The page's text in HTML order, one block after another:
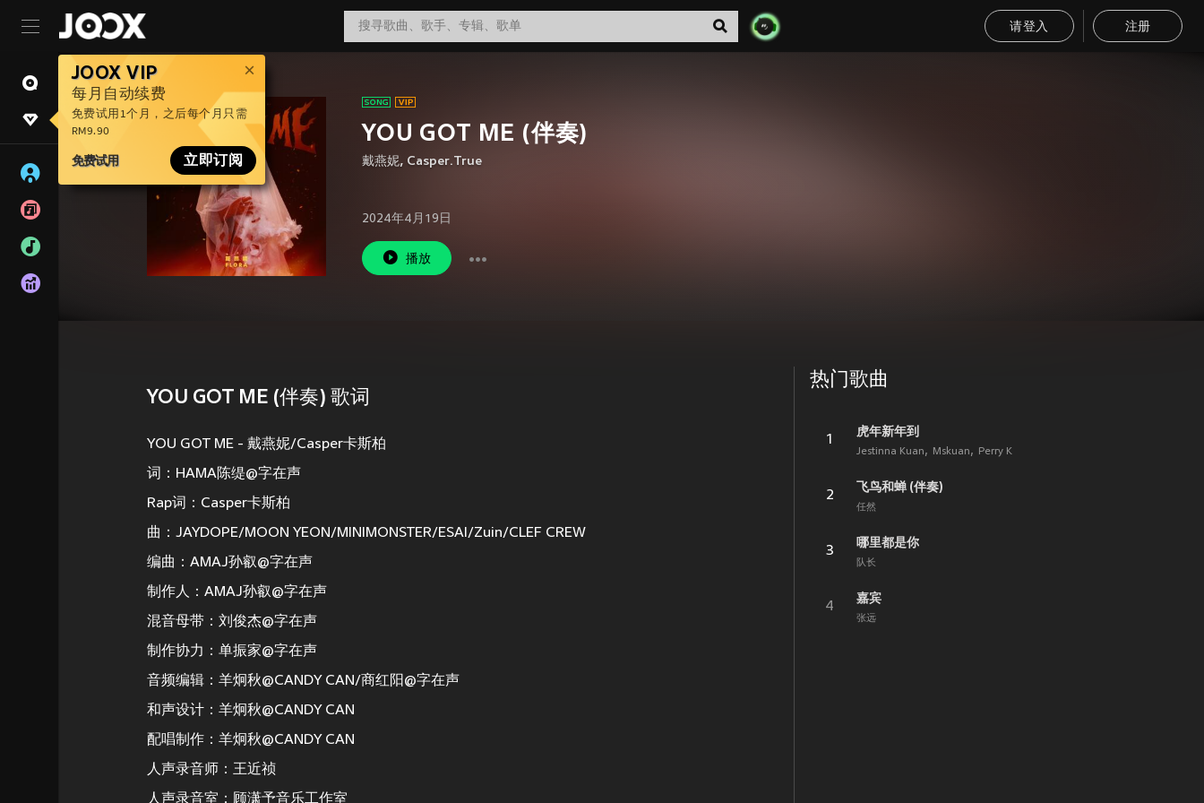
请登入 注册
JOOX VIP
每月自动续费
免费试用1个月，之后每个月只需
RM9.90
免费试用 立即订阅
YOU GOT ME (伴奏)
戴燕妮, Casper.True
2024年4月19日
播放
YOU GOT ME (伴奏) 歌词
YOU GOT ME - 戴燕妮/Casper卡斯柏
词：HAMA陈缇@字在声
Rap词：Casper卡斯柏
曲：JAYDOPE/MOON YEON/MINIMONSTER/ESAI/Zuin/CLEF CREW
编曲：AMAJ孙叡@字在声
制作人：AMAJ孙叡@字在声
混音母带：刘俊杰@字在声
制作协力：单振家@字在声
音频编辑：羊炯秋@CANDY CAN/商红阳@字在声
和声设计：羊炯秋@CANDY CAN
配唱制作：羊炯秋@CANDY CAN
人声录音师：王近祯
人声录音室：顾潇予音乐工作室
热门歌曲
1
虎年新年到
Jestinna Kuan Mskuan Perry K
2
飞鸟和蝉 (伴奏)
任然
3
哪里都是你
队长
4
嘉宾
张远